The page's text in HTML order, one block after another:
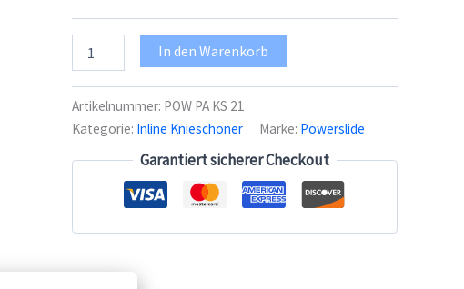
Knieschützer
Series
Man
Menge
In den Warenkorb
Artikelnummer: POW PA KS 21
Kategorie: Inline Knieschoner Marke: Powerslide
Garantiert sicherer Checkout